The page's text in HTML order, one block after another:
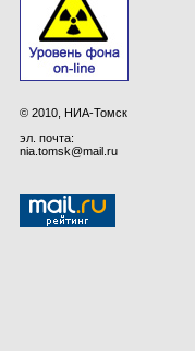
© 2010, НИА-Томск
эл. почта:
nia.tomsk@mail.ru